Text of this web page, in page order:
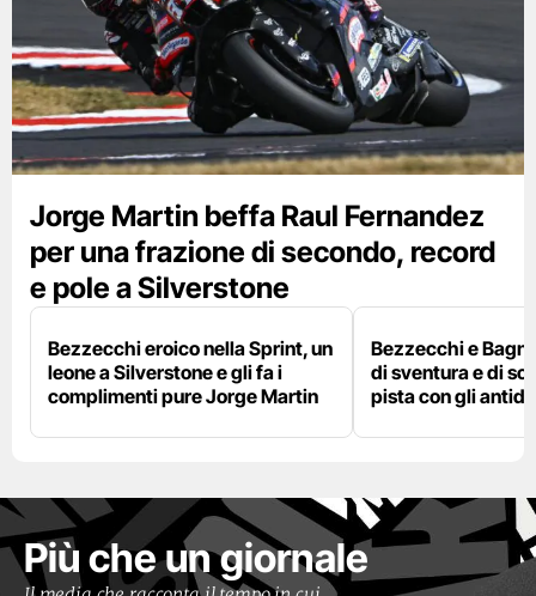
Jorge Martin beffa Raul Fernandez
per una frazione di secondo, record
e pole a Silverstone
Bezzecchi eroico nella Sprint, un
leone a Silverstone e gli fa i
complimenti pure Jorge Martin
Bezzecchi e
di sventura e di
pista con gli
Più che un giornale